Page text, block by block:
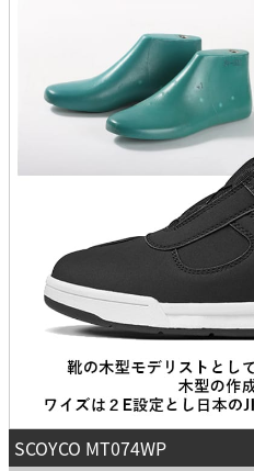
SCOYCO MT074WP